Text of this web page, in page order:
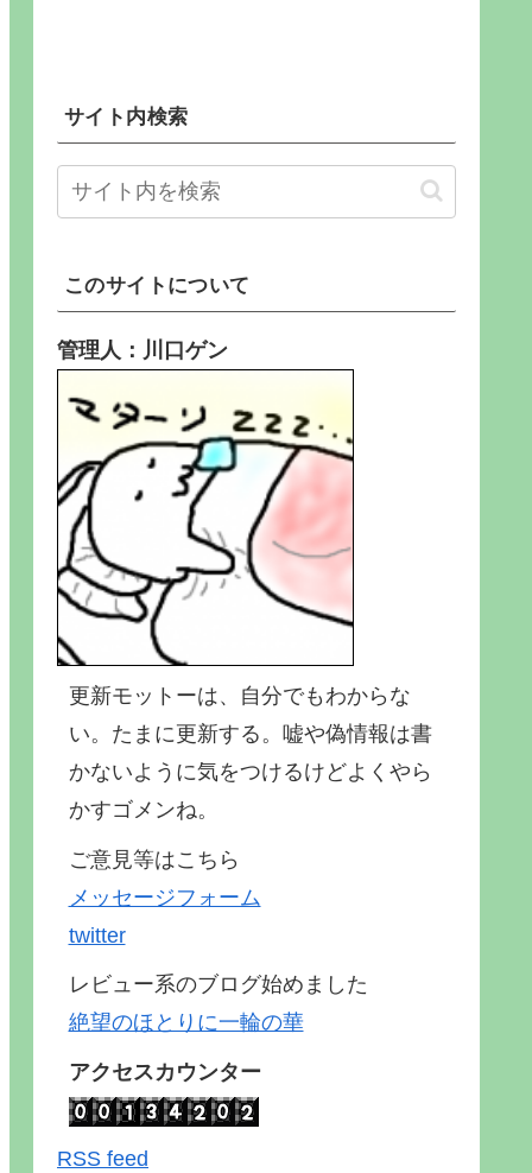
サイト内検索
このサイトについて
管理人：川口ゲン
更新モットーは、自分でもわからな
い。たまに更新する。嘘や偽情報は書
かないように気をつけるけどよくやら
かすゴメンね。
ご意見等はこちら
メッセージフォーム
twitter
レビュー系のブログ始めました
絶望のほとりに一輪の華
アクセスカウンター
RSS feed